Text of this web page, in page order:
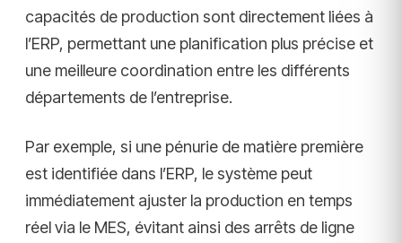
capacités de production sont directement liées à
l’ERP, permettant une planification plus précise et
une meilleure coordination entre les différents
départements de l’entreprise.
Par exemple, si une pénurie de matière première
est identifiée dans l’ERP, le système peut
immédiatement ajuster la production en temps
réel via le MES, évitant ainsi des arrêts de ligne